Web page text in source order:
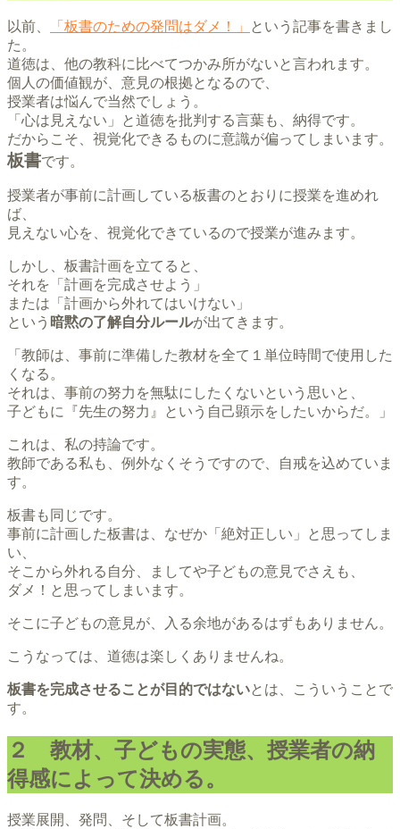
以前、 「板書のための発問はダメ！」
という記事を書きまし
た。
道徳は、他の教科に比べてつかみ所がないと言われます。
個人の価値観が、意見の根拠となるので、
授業者は悩んで当然でしょう。
「心は見えない」と道徳を批判する言葉も、納得です。
だからこそ、視覚化できるものに意識が偏ってしまいます。
板書です。
授業者が事前に計画している板書のとおりに授業を進めれ
ば、
見えない心を、視覚化できているので授業が進みます。
しかし、板書計画を立てると、
それを「計画を完成させよう」
または「計画から外れてはいけない」
という 暗黙の了解自分ルールが出てきます。
「教師は、事前に準備した教材を全て１単位時間で使用した
くなる。
それは、事前の努力を無駄にしたくないという思いと、
子どもに『先生の努力』という自己顕示をしたいからだ。」
これは、私の持論です。
教師である私も、例外なくそうですので、自戒を込めていま
す。
板書も同じです。
事前に計画した板書は、なぜか「絶対正しい」と思ってしま
い、
そこから外れる自分、ましてや子どもの意見でさえも、
ダメ！と思ってしまいます。
そこに子どもの意見が、入る余地があるはずもありません。
こうなっては、道徳は楽しくありませんね。
板書を完成させることが目的ではないとは、こういうことで
す。
２ 教材、子どもの実態、授業者の納
得感によって決める。
授業展開、発問、そして板書計画。